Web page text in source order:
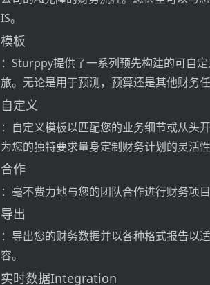
IS。
模板
：Sturppy提供了一系列预先构建的可自
旅。无论是用于预测，预算还是其他财务
自定义
：自定义模板以匹配您的业务细节或从头
为您的独特要求量身定制财务计划的灵活性
合作
：毫不费力地与您的团队合作进行财务项目
导出
：导出您的财务数据并以各种格式报告以
容。
实时数据Integration